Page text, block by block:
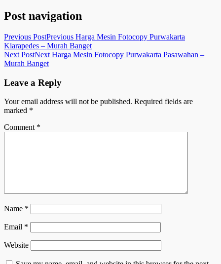
Post navigation
Previous PostPrevious Harga Mesin Fotocopy Purwakarta
Kiarapedes – Murah Banget
Next PostNext Harga Mesin Fotocopy Purwakarta Pasawahan –
Murah Banget
Leave a Reply
Your email address will not be published. Required fields are
marked *
Comment *
Name *
Email *
Website